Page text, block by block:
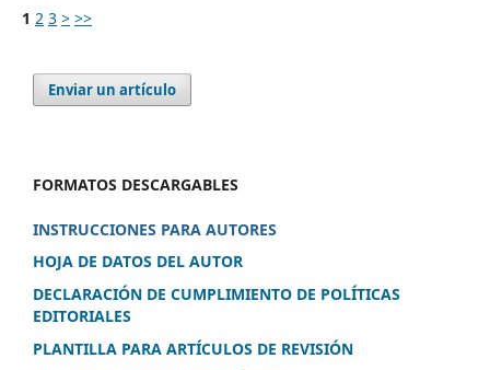
1 2 3 > >>
Enviar un artículo
FORMATOS DESCARGABLES
INSTRUCCIONES PARA AUTORES
HOJA DE DATOS DEL AUTOR
DECLARACIÓN DE CUMPLIMIENTO DE POLÍTICAS
EDITORIALES
PLANTILLA PARA ARTÍCULOS DE REVISIÓN